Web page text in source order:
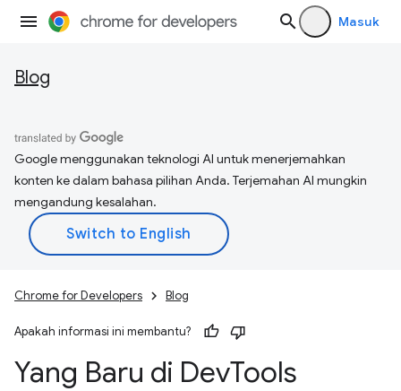
Masuk
Blog
Google menggunakan teknologi AI untuk menerjemahkan
konten ke dalam bahasa pilihan Anda. Terjemahan AI mungkin
mengandung kesalahan.
Chrome for Developers Blog
Apakah informasi ini membantu?
Yang Baru di DevTools